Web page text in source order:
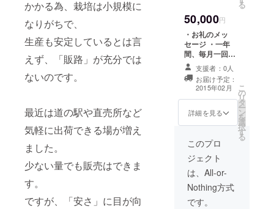
かかる為、栽培は小規模に
なりがちで、
生産も安定しているとは言
えず、「販路」が充分では
ないのです。
最近は道の駅や直売所など
気軽に出荷できる場が増え
ました。
少ない量でも販売はできま
す。
ですが、「安さ」に目が向
る
50,000円
・お礼のメッ
セージ ・一年
間、毎月一回野
菜セット（中）
をお送り致しま
す。
支援者：0人
お届け予定：
2015年02月
詳細を見る
こ
の
リ
タ
ー
ン
を
選
択
す
る
このプロ
ジェクト
は、All-or-
Nothing方式
です。